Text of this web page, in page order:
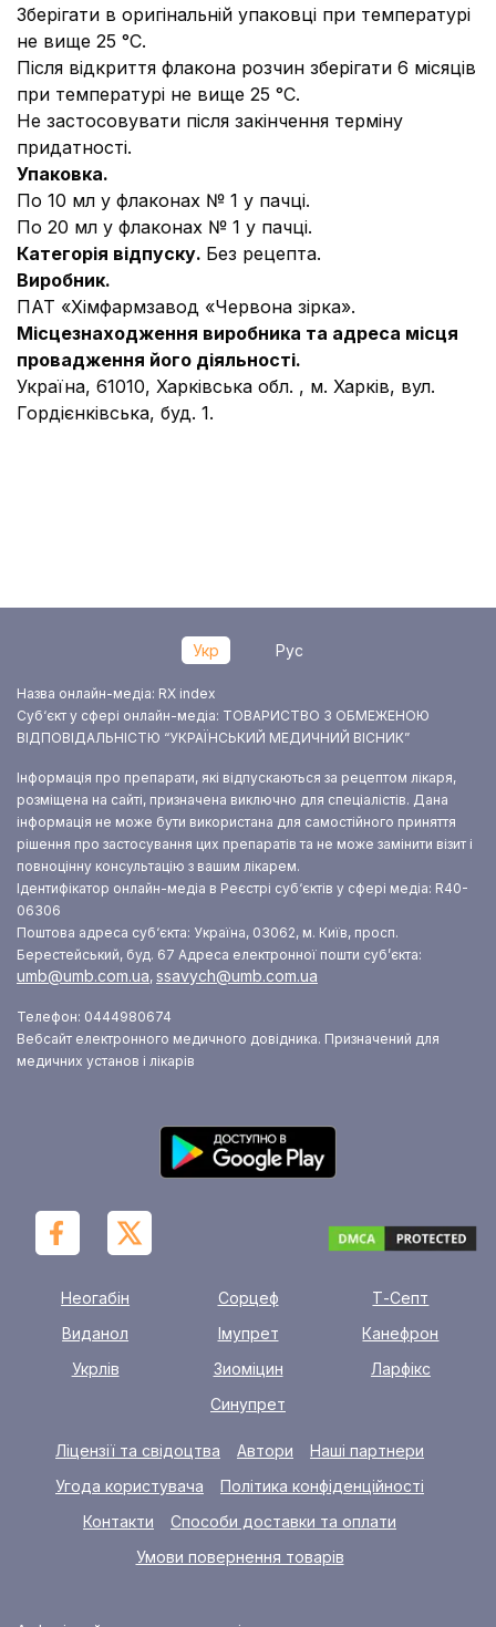
Зберігати в оригінальній упаковці при температурі
не вище 25 °С.
Після відкриття флакона розчин зберігати 6 місяців
при температурі не вище 25 °С.
Не застосовувати після закінчення терміну
придатності.
Упаковка.
По 10 мл у флаконах № 1 у пачці.
По 20 мл у флаконах № 1 у пачці.
Категорія відпуску. Без рецепта.
Виробник.
ПАТ «Хімфармзавод «Червона зірка».
Місцезнаходження виробника та адреса місця
провадження його діяльності.
Україна, 61010, Харківська обл. , м. Харків, вул.
Гордієнківська, буд. 1.
Укр Рус
Назва онлайн-медіа: RX index
Суб‘єкт у сфері онлайн-медіа: ТОВАРИСТВО З ОБМЕЖЕНОЮ
ВІДПОВІДАЛЬНІСТЮ “УКРАЇНСЬКИЙ МЕДИЧНИЙ ВІСНИК”
Інформація про препарати, які відпускаються за рецептом лікаря,
розміщена на сайті, призначена виключно для спеціалістів. Дана
інформація не може бути використана для самостійного приняття
рішення про застосування цих препаратів та не може замінити візит і
повноцінну консультацію з вашим лікарем.
Ідентифікатор онлайн-медіа в Реєстрі суб‘єктів у сфері медіа: R40-
06306
Поштова адреса суб‘єкта: Україна, 03062, м. Київ, просп.
Берестейський, буд. 67 Адреса електронної пошти суб’єкта:
umb@umb.com.ua, ssavych@umb.com.ua
Телефон: 0444980674
Вебсайт електронного медичного довідника. Призначений для
медичних установ і лікарів
Неогабін Сорцеф
Т-Септ
Виданол
Імупрет
Канефрон
Укрлів
Зиоміцин
Ларфікс
Синупрет
Ліцензії та свідоцтва Автори
Наші партнери
Угода користувача
Політика конфіденційності
Контакти
Способи доставки та оплати
Умови повернення товарів